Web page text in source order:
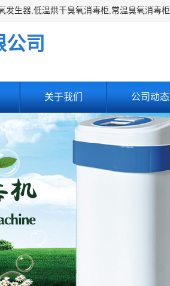
司
关于我们 公司动态